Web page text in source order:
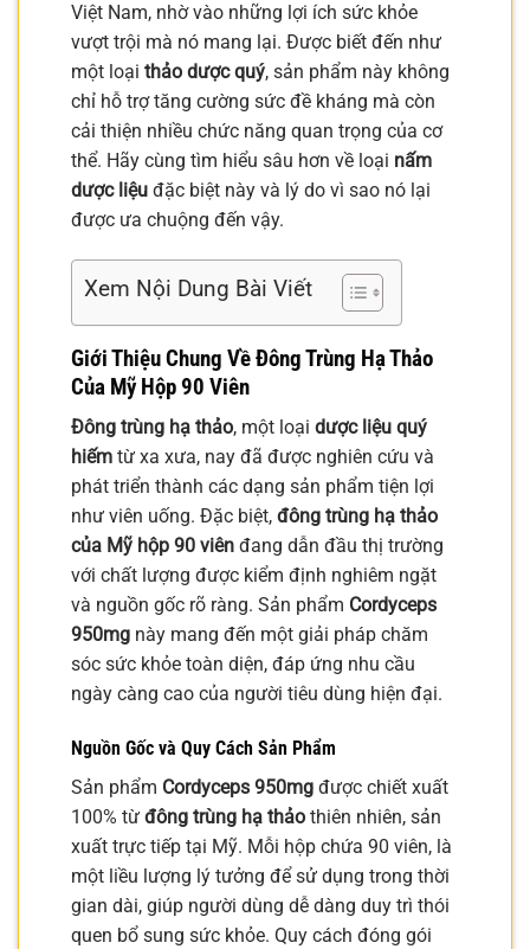
Việt Nam, nhờ vào những lợi ích sức khỏe
vượt trội mà nó mang lại. Được biết đến như
một loại thảo dược quý, sản phẩm này không
chỉ hỗ trợ tăng cường sức đề kháng mà còn
cải thiện nhiều chức năng quan trọng của cơ
thể. Hãy cùng tìm hiểu sâu hơn về loại nấm
dược liệu đặc biệt này và lý do vì sao nó lại
được ưa chuộng đến vậy.
Xem Nội Dung Bài Viết
Giới Thiệu Chung VềĐông Trùng Hạ Thảo
Của Mỹ Hộp 90 Viên
Đông trùng hạ thảo, một loại dược liệu quý
hiếm từ xa xưa, nay đã được nghiên cứu và
phát triển thành các dạng sản phẩm tiện lợi
như viên uống. Đặc biệt, đông trùng hạ thảo
của Mỹ hộp 90 viên đang dẫn đầu thị trường
với chất lượng được kiểm định nghiêm ngặt
và nguồn gốc rõ ràng. Sản phẩm Cordyceps
950mg này mang đến một giải pháp chăm
sóc sức khỏe toàn diện, đáp ứng nhu cầu
ngày càng cao của người tiêu dùng hiện đại.
Nguồn Gốc và Quy Cách Sản Phẩm
Sản phẩm Cordyceps 950mg được chiết xuất
100% từ đông trùng hạ thảo thiên nhiên, sản
xuất trực tiếp tại Mỹ. Mỗi hộp chứa 90 viên, là
một liều lượng lý tưởng để sử dụng trong thời
gian dài, giúp người dùng dễ dàng duy trì thói
quen bổ sung sức khỏe. Quy cách đóng gói